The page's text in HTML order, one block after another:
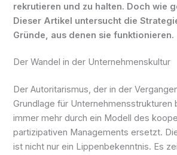
rekrutieren und zu halten. Doch wie
Dieser Artikel untersucht die
Gründe, aus denen sie funktionieren.
Der Wandel in der Unternehmenskultur
Der Autoritarismus, der in der
Grundlage für Unternehmensstrukturen
immer mehr durch ein Modell des
partizipativen Managements ersetzt.
ist nicht nur ein Lippenbekenntnis. Es